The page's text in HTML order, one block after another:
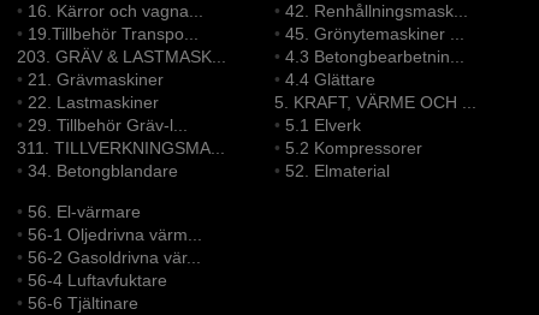
• 16. Kärror och vagna...
• 19.Tillbehör Transpo...
203. GRÄV & LASTMASK...
• 21. Grävmaskiner
• 22. Lastmaskiner
• 29. Tillbehör Gräv-l...
311. TILLVERKNINGSMA...
•34. Betongblandare
•42. Renhållningsmask...
•45. Grönytemaskiner ...
•4.3 Betongbearbetnin...
•4.4 Glättare
5. KRAFT, VÄRME OCH ...
• 5.1 Elverk
• 5.2 Kompressorer
• 52. Elmaterial
• 56. El-värmare
• 56-1 Oljedrivna värm...
• 56-2 Gasoldrivna vär...
• 56-4 Luftavfuktare
• 56-6 Tjältinare